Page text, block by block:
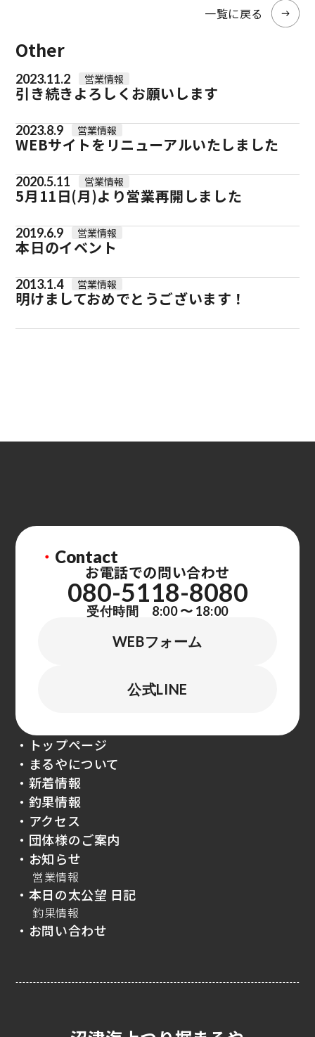
一覧に戻る
Other
2023.11.2 営業情報
引き続きよろしくお願いします
2023.8.9 営業情報
WEBサイトをリニューアルいたしました
2020.5.11 営業情報
5月11日(月)より営業再開しました
2019.6.9 営業情報
本日のイベント
2013.1.4 営業情報
明けましておめでとうございます！
・ Contact
お電話での問い合わせ
080-5118-8080
受付時間 8:00 〜 18:00
WEBフォーム
公式LINE
・トップページ
・まるやについて
・新着情報
・釣果情報
・アクセス
・団体様のご案内
・お知らせ
営業情報
・本日の太公望 日記
釣果情報
・お問い合わせ